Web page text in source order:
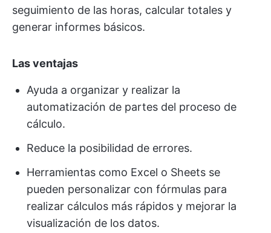
seguimiento de las horas, calcular totales y
generar informes básicos.
Las ventajas
Ayuda a organizar y realizar la
automatización de partes del proceso de
cálculo.
Reduce la posibilidad de errores.
Herramientas como Excel o Sheets se
pueden personalizar con fórmulas para
realizar cálculos más rápidos y mejorar la
visualización de los datos.